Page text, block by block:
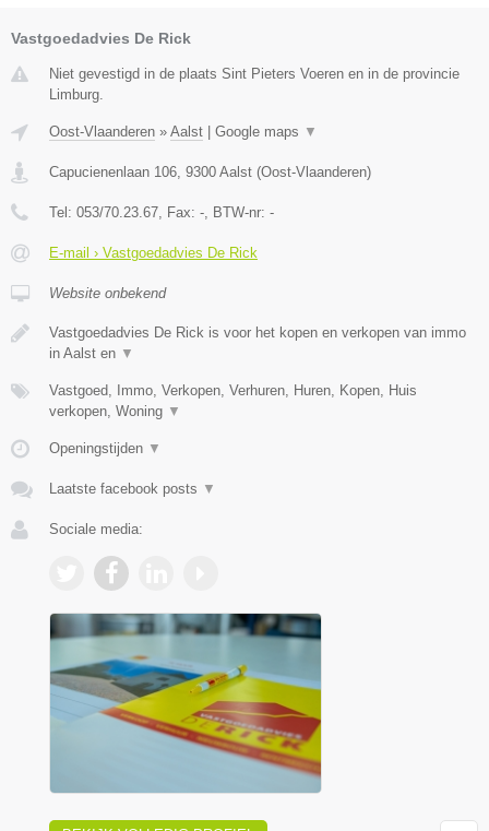
Vastgoedadvies De Rick
Niet gevestigd in de plaats Sint Pieters Voeren en in de provincie
Limburg.
Oost-Vlaanderen » Aalst Google maps ▼
Capucienenlaan 106 9300 Aalst (Oost-Vlaanderen)
Tel: 053/70.23.67 , Fax: - , BTW-nr: -
E-mail › Vastgoedadvies De Rick
Website onbekend
Vastgoedadvies De Rick is voor het kopen en verkopen van immo
in Aalst en ▼
Vastgoed, Immo, Verkopen, Verhuren, Huren, Kopen, Huis
verkopen, Woning ▼
Openingstijden ▼
Laatste facebook posts ▼
Sociale media: